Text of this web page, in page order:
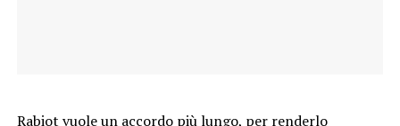
Rabiot vuole un accordo più lungo, per renderlo